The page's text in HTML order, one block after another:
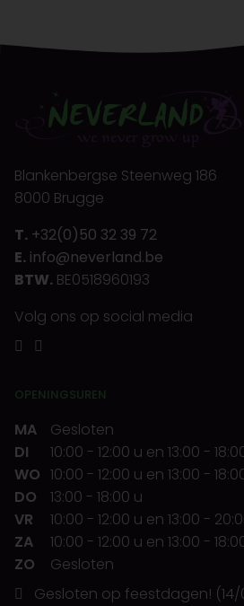
Blankenbergse Steenweg 186
8000 Brugge
T. +32(0)50 32 39 72
E. info@neverland.be
BTW. BE0518960193
Volg ons op social media
OPENINGSUREN
MA
Gesloten
DI
10:00 - 12:00 u en 13:00 -
WO 10:00 - 12:00 u en 13:00 -
DO
13:00 - 18:00 u
VR
10:00 - 12:00 u en 13:00 -
ZA
10:00 - 12:00 u en 13:00 -
ZO
Gesloten
Gesloten op feestdagen! (14/